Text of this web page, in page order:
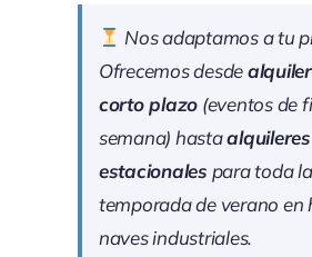
Nos adaptamos a tu
Ofrecemos desde
corto plazo (eventos de
semana) hastaalquileres
estacionales para toda la
temporada de verano en
naves industriales.